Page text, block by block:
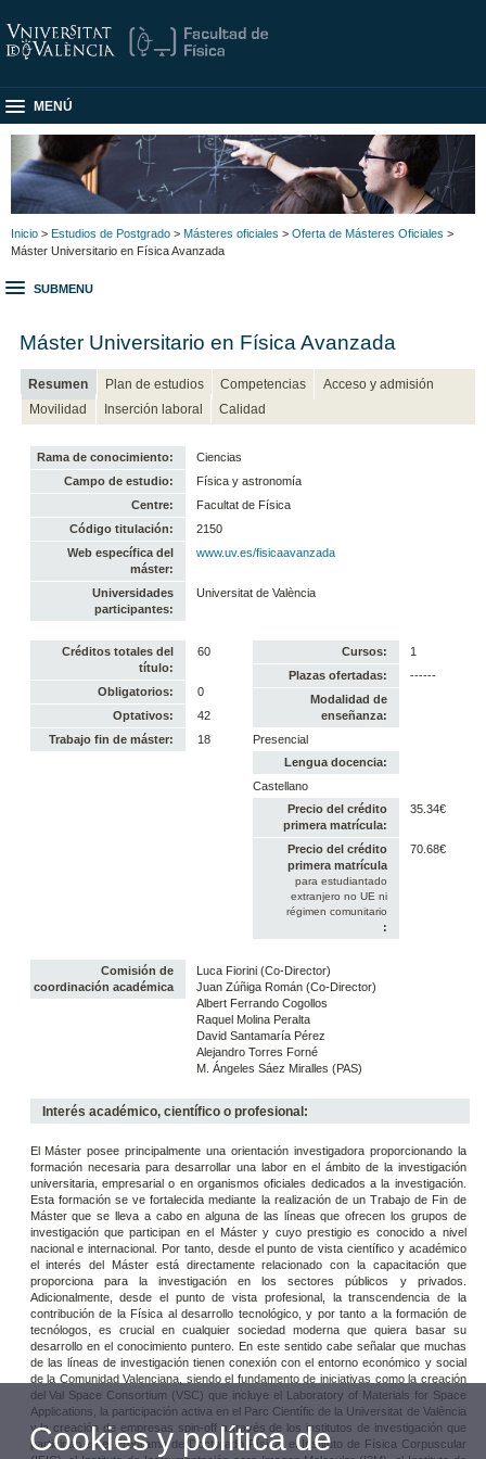
MENÚ
Inicio > Estudios de Postgrado > Másteres oficiales > Oferta de Másteres Oficiales >
Máster Universitario en Física Avanzada
SUBMENU
Máster Universitario en Física Avanzada
Resumen Plan de estudios Competencias
Acceso y admisión
Movilidad
Inserción laboral Calidad
Rama de conocimiento:
Ciencias
Campo de estudio:
Física y astronomía
Centre:
Facultat de Física
Código titulación:
2150
Web específica del
máster:
www.uv.es/fisicaavanzada
Universidades
participantes:
Universitat de València
Créditos totales del
título:
60
Obligatorios:
0
Optativos:
42
Trabajo fin de máster:
18
Cursos:
1
Plazas ofertadas:
------
Modalidad de
enseñanza:
Presencial
Lengua docencia:
Castellano
Precio del crédito
primera matrícula:
35.34€
Precio del crédito
primera matrícula
para estudiantado
extranjero no UE ni
régimen comunitario
:
70.68€
Comisión de
coordinación académica
Luca Fiorini (Co-Director)
Juan Zúñiga Román (Co-Director)
Albert Ferrando Cogollos
Raquel Molina Peralta
David Santamaría Pérez
Alejandro Torres Forné
M. Ángeles Sáez Miralles (PAS)
Interés académico, científico o profesional:
El Máster posee principalmente una orientación investigadora proporcionando la
formación necesaria para desarrollar una labor en el ámbito de la investigación
universitaria, empresarial o en organismos oficiales dedicados a la investigación.
Esta formación se ve fortalecida mediante la realización de un Trabajo de Fin de
Máster que se lleva a cabo en alguna de las líneas que ofrecen los grupos de
investigación que participan en el Máster y cuyo prestigio es conocido a nivel
nacional e internacional. Por tanto, desde el punto de vista científico y académico
el interés del Máster está directamente relacionado con la capacitación que
proporciona para la investigación en los sectores públicos y privados.
Adicionalmente, desde el punto de vista profesional, la transcendencia de la
contribución de la Física al desarrollo tecnológico, y por tanto a la formación de
tecnólogos, es crucial en cualquier sociedad moderna que quiera basar su
desarrollo en el conocimiento puntero. En este sentido cabe señalar que muchas
de las líneas de investigación tienen conexión con el entorno económico y social
de la Comunidad Valenciana, siendo el fundamento de iniciativas como la creación
del Val Space Consortium (VSC) que incluye el Laboratory of Materials for Space
Applications, la participación activa en el Parc Científic de la Universitat de València
y la creación de empresas spin-off a través de los institutos de investigación que
participan en el Programa de Doctorado Física: el Instituto de Física Corpuscular
Cookies y política de